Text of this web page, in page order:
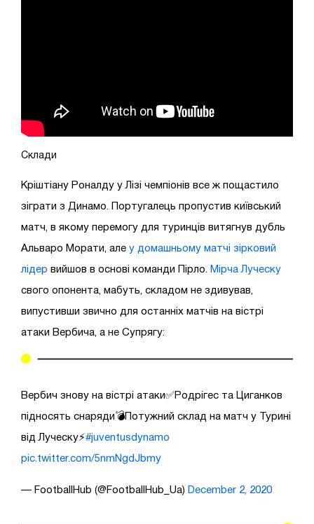
Склади
Кріштіану Роналду у Лізі чемпіонів все ж пощастило
зіграти з Динамо. Португалець пропустив київський
матч, в якому перемогу для туринців витягнув дубль
Альваро Морати, але у домашньому матчі зірковий
лідер вийшов в основі команди Пірло. Мірча Луческу
свого опонента, мабуть, складом не здивував,
випустивши звично для останніх матчів на вістрі
атаки Вербича, а не Супрягу:
Вербич знову на вістрі атаки✅Родрігес та Циганков
підносять снаряди💣Потужний склад на матч у Турині
від Луческу⚡#juventusdynamo
pic.twitter.com/5nmNgdJbmy
— FootballHub (@FootballHub_Ua) December 2, 2020